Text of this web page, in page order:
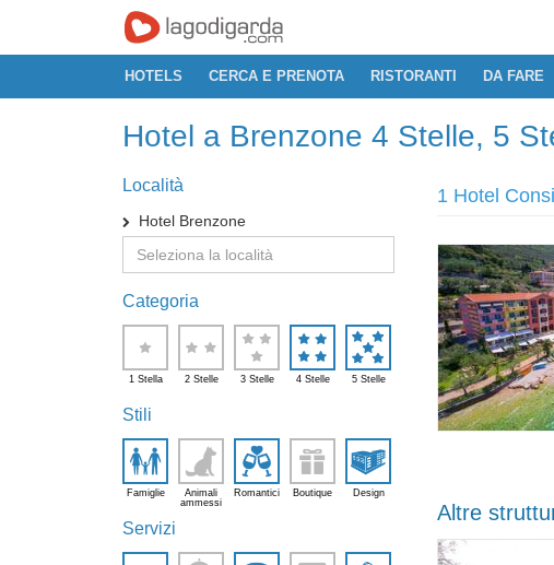
HOTELS CERCA E PRENOTA RISTORANTI DA FARE
Hotel a Brenzone 4 Stelle, 5
Località
Hotel Brenzone
Categoria
1 Stella 2 Stelle 3 Stelle 4 Stelle 5 Stelle
Stili
Famiglie
Animali
ammessi
Romantici Boutique Design
Servizi
1 Hotel
Altre